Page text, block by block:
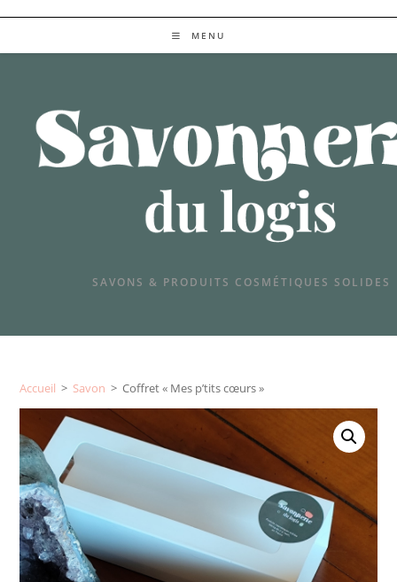
MENU
SAVONS & PRODUITS COSMÉTIQUES SOLIDES
Accueil > Savon > Coffret « Mes p’tits cœurs »